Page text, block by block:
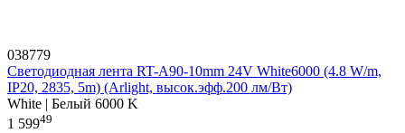
038779
Светодиодная лента RT-A90-10mm 24V White6000 (4.8 W/m,
IP20, 2835, 5m) (Arlight, высок.эфф.200 лм/Вт)
White | Белый 6000 K
1 59949